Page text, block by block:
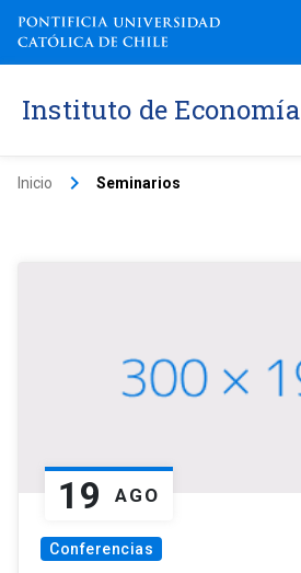
Instituto de Economía
Inicio keyboard_arrow_right Seminarios
19 AGO
Conferencias